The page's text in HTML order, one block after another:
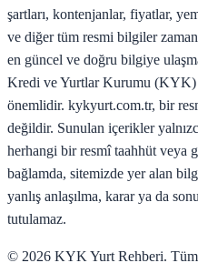
şartları, kontenjanlar, fiyatlar,
ve diğer tüm resmi bilgiler
en güncel ve doğru bilgiye
Kredi ve Yurtlar Kurumu (KYK)
önemlidir. kykyurt.com.tr, bir
değildir. Sunulan içerikler
herhangi bir resmî taahhüt veya
bağlamda, sitemizde yer alan
yanlış anlaşılma, karar ya da
tutulamaz.
© 2026 KYK Yurt Rehberi. Tüm